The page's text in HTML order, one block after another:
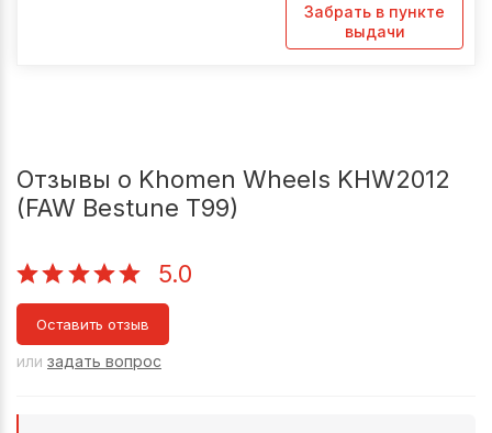
Забрать в пункте
выдачи
Отзывы о Khomen Wheels KHW2012
(FAW Bestune T99)
5.0
Оставить отзыв
или задать вопрос